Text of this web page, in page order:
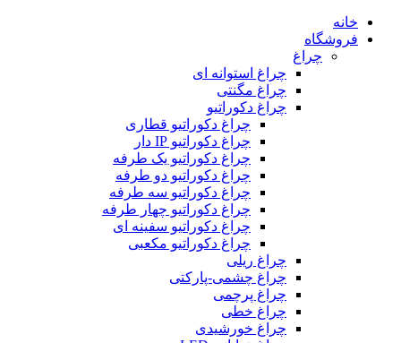
خانه
فروشگاه
چراغ
چراغ استوانه ای
چراغ مگنتی
چراغ دکوراتیو
چراغ دکوراتیو قطاری
چراغ دکوراتیو IP دار
چراغ دکوراتیو یک طرفه
چراغ دکوراتیو دو طرفه
چراغ دکوراتیو سه طرفه
چراغ دکوراتیو چهار طرفه
چراغ دکوراتیو سفینه ای
چراغ دکوراتیو مکعبی
چراغ ریلی
چراغ چشمی-پارکتی
چراغ پرچمی
چراغ خطی
چراغ خورشیدی